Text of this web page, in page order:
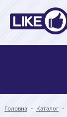
Головна - Каталог -